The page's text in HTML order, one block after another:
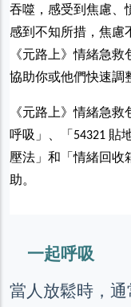
吞噬，感受到焦慮、
感到不知所措，焦慮
《元路上》情緒急救
協助你或他們快速調
《元路上》情緒急救
呼吸」、「54321 貼
壓法」和「情緒回收
助。
一起呼吸
當人放鬆時，